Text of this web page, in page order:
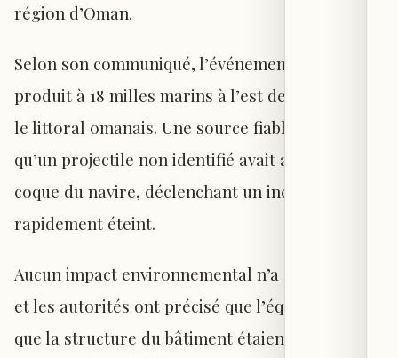
région d’Oman.
Selon son communiqué, l’événement s’est
produit à 18 milles marins à l’est de Khasab, sur
le littoral omanais. Une source fiable a indiqué
qu’un projectile non identifié avait atteint la
coque du navire, déclenchant un incendie
rapidement éteint.
Aucun impact environnemental n’a été constaté,
et les autorités ont précisé que l’équipage ainsi
que la structure du bâtiment étaient indemnes.